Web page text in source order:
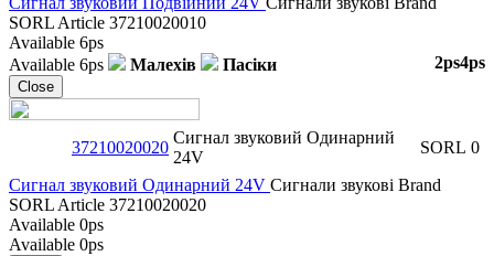
SORL Article 37210020010
Available 6ps
Available 6ps Малехів 4ps
Пасіки 2ps
Close
37210020020
Сигнал звуковий Одинарний
24V
SORL 0
Сигнал звуковий Одинарний 24V Сигнали звукові Brand
SORL Article 37210020020
Available 0ps
Available 0ps